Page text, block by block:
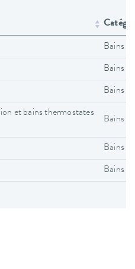
Bains
Bains
Bains
et bains thermostates
Bains
Bains
Bains